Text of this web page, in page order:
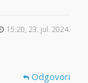
15:20, 23. jul. 2024.
Odgovori